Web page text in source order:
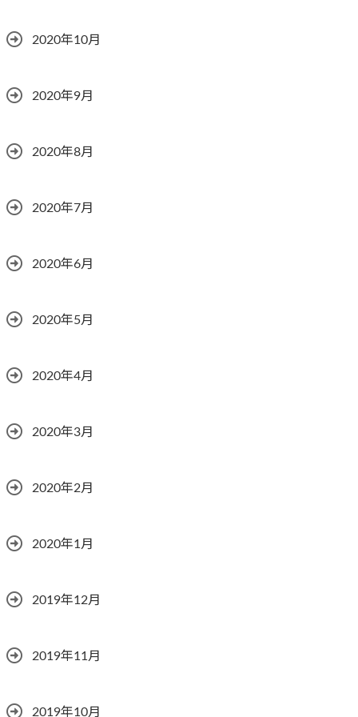
2020年10月
2020年9月
2020年8月
2020年7月
2020年6月
2020年5月
2020年4月
2020年3月
2020年2月
2020年1月
2019年12月
2019年11月
2019年10月